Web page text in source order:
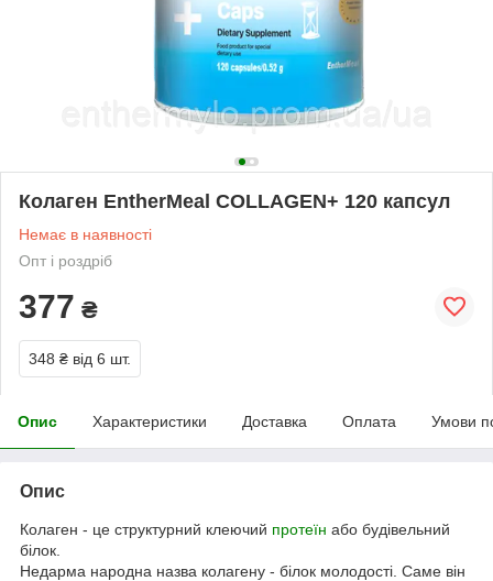
Колаген EntherMeal COLLAGEN+ 120 капсул
Немає в наявності
Опт і роздріб
377 ₴
348 ₴ від 6 шт.
Опис Характеристики Доставка Оплата Умови
Опис
Колаген - це структурний клеючий протеїн або будівельний
білок.
Недарма народна назва колагену - білок молодості. Саме він